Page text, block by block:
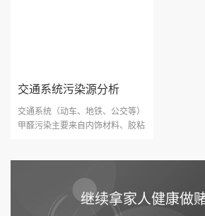
交通系统污染源分析
交通系统（动车、地铁、公交等）
甲醛污染主要来自内饰材料、胶粘
继续拿家人健康做